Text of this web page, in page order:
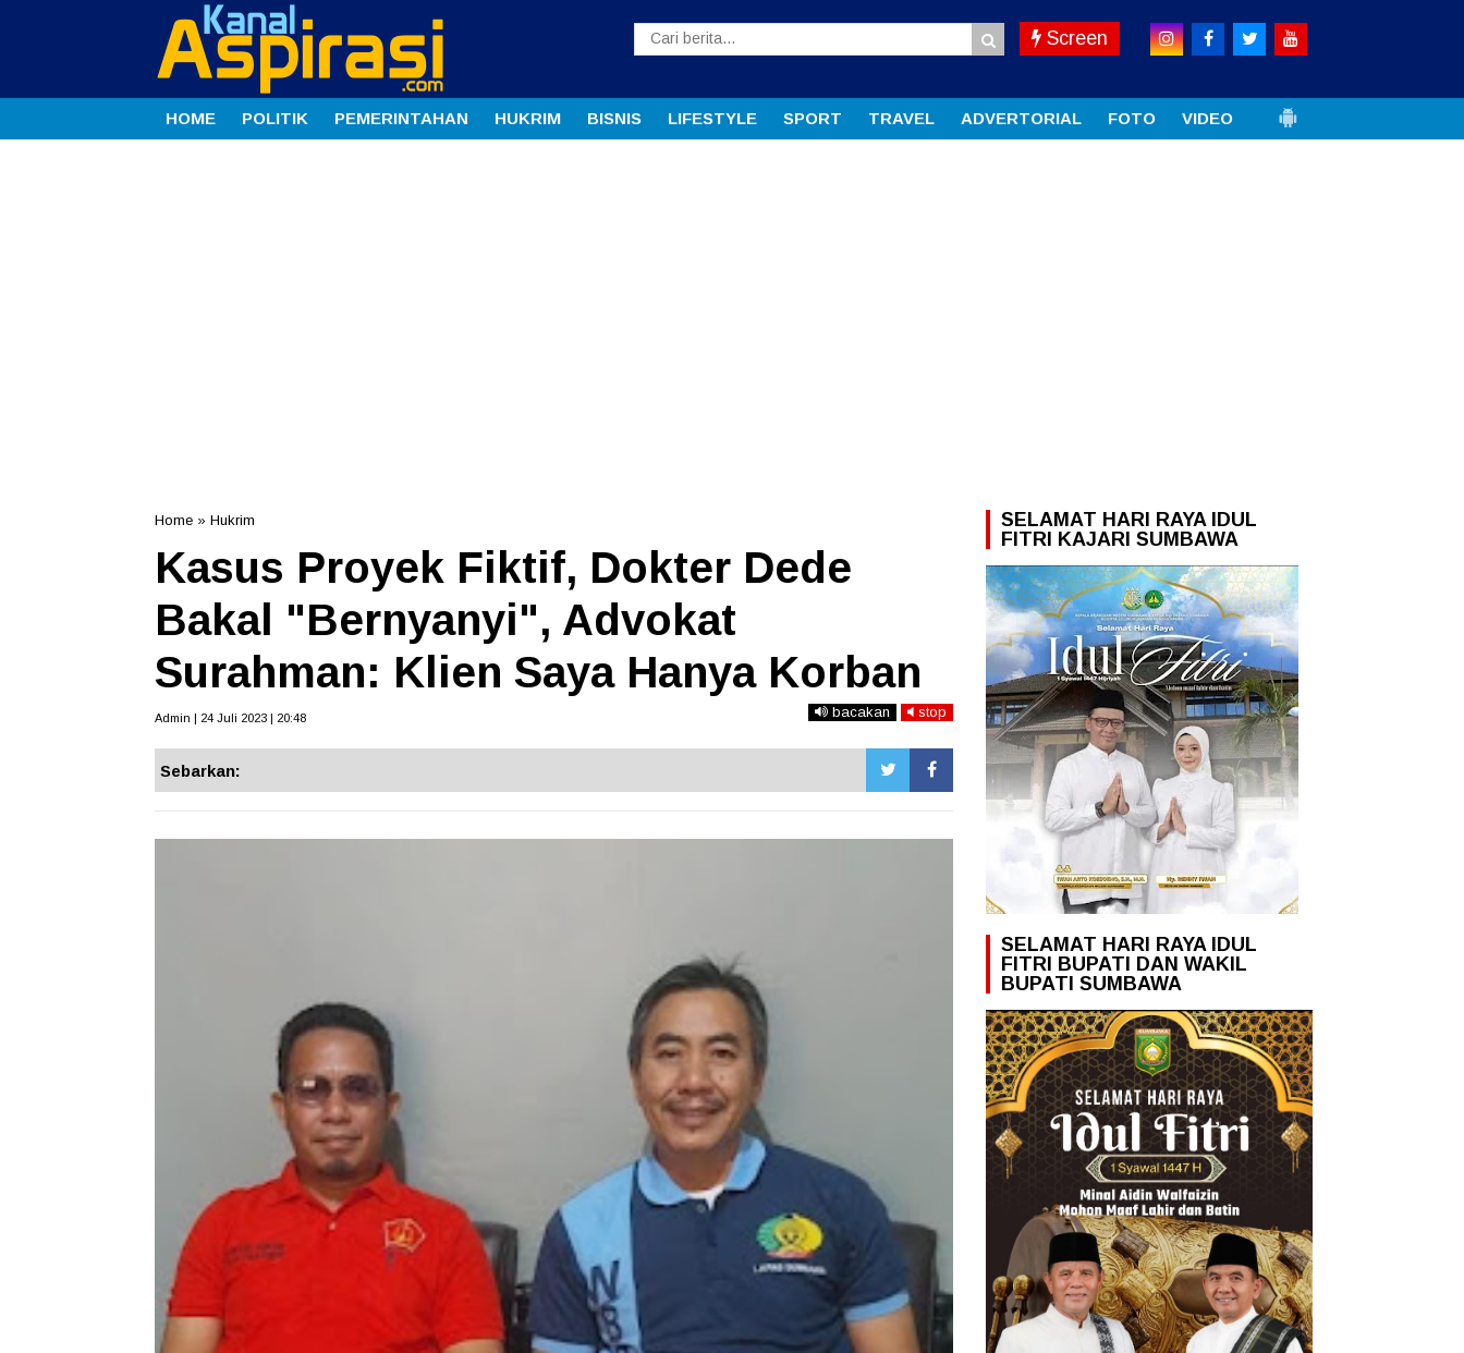
Screen
HOME POLITIK PEMERINTAHAN HUKRIM BISNIS LIFESTYLE SPORT TRAVEL ADVERTORIAL FOTO VIDEO
Home » Hukrim
Kasus Proyek Fiktif, Dokter Dede
Bakal "Bernyanyi", Advokat
Surahman: Klien Saya Hanya Korban
Admin | 24 Juli 2023 | 20:48 bacakan stop
Sebarkan:
SELAMAT HARI RAYA IDUL
FITRI KAJARI SUMBAWA
SELAMAT HARI RAYA IDUL
FITRI BUPATI DAN WAKIL
BUPATI SUMBAWA